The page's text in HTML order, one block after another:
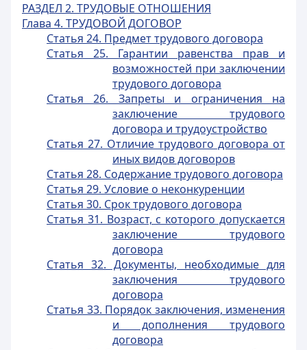
РАЗДЕЛ 2. ТРУДОВЫЕ ОТНОШЕНИЯ
Глава 4. ТРУДОВОЙ ДОГОВОР
Статья 24. Предмет трудового договора
Статья 25. Гарантии равенства прав и
возможностей при заключении
трудового договора
Статья 26. Запреты и ограничения на
заключение трудового
договора и трудоустройство
Статья 27. Отличие трудового договора от
иных видов договоров
Статья 28. Содержание трудового договора
Статья 29. Условие о неконкуренции
Статья 30. Срок трудового договора
Статья 31. Возраст, с которого допускается
заключение трудового
договора
Статья 32. Документы, необходимые для
заключения трудового
договора
Статья 33. Порядок заключения, изменения
и дополнения трудового
договора